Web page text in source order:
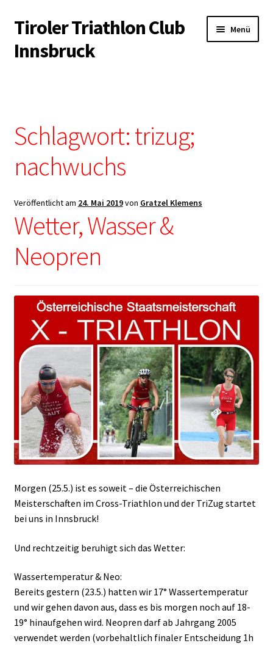
Zur
Navigation
springen
Zum
Inhalt
springen
Tiroler Triathlon Club
Innsbruck
Menü
Der Verein
Trainingsangebot
Veranstaltungen
Kontakt & Infopool
Schlagwort:trizug;
nachwuchs
Veröffentlicht am 24. Mai 2019von Gratzel Klemens
Wetter, Wasser &
Neopren
Morgen (25.5.) ist es soweit – die Österreichischen
Meisterschaften im Cross-Triathlon und der TriZug startet
bei uns in Innsbruck!
Und rechtzeitig beruhigt sich das Wetter:
Wassertemperatur & Neo:
Bereits gestern (23.5.) hatten wir 17° Wassertemperatur
und wir gehen davon aus, dass es bis morgen noch auf 18-
19° hinaufgehen wird. Neopren darf ab Jahrgang 2005
verwendet werden (vorbehaltlich finaler Entscheidung 1h